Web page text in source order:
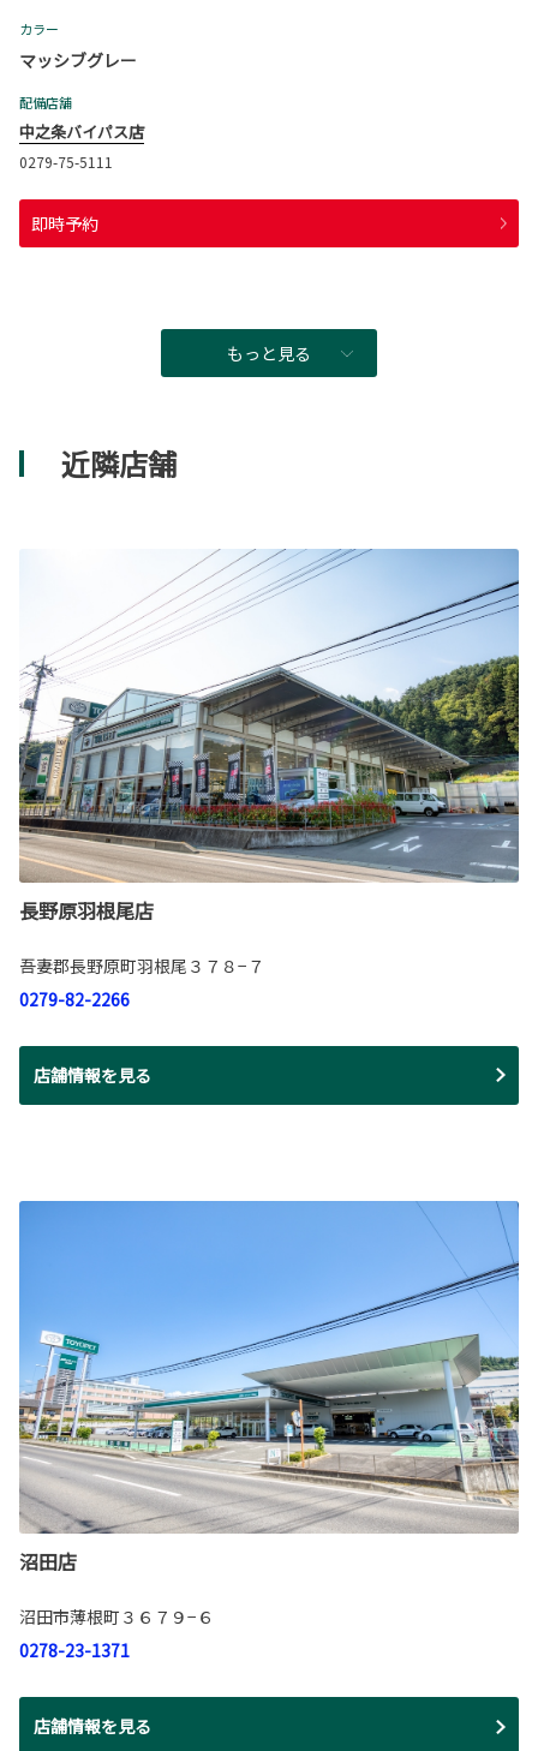
カラー
マッシブグレー
配備店舗
中之条バイパス店
0279-75-5111
即時予約
もっと見る
近隣店舗
長野原羽根尾店
吾妻郡長野原町羽根尾３７８−７
0279-82-2266
店舗情報を見る
沼田店
沼田市薄根町３６７９−６
0278-23-1371
店舗情報を見る